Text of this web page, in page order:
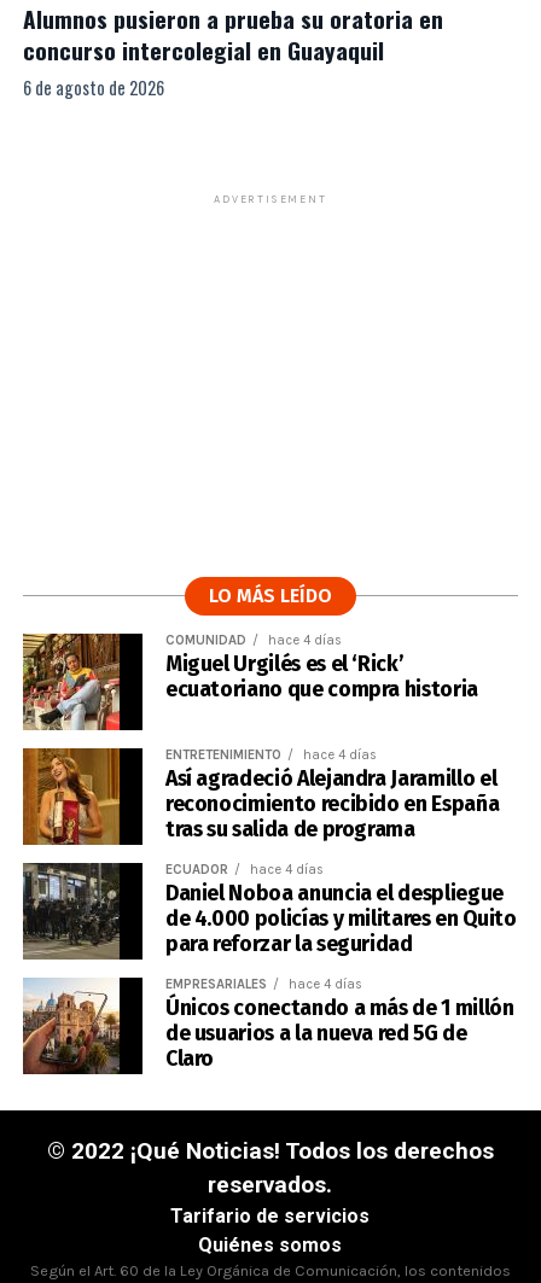
Alumnos pusieron a prueba su oratoria en
concurso intercolegial en Guayaquil
6 de agosto de 2026
ADVERTISEMENT
LO MÁS LEÍDO
COMUNIDAD hace 4 días
Miguel Urgilés es el ‘Rick’
ecuatoriano que compra historia
ENTRETENIMIENTO hace 4 días
Así agradeció Alejandra Jaramillo el
reconocimiento recibido en España
tras su salida de programa
ECUADOR hace 4 días
Daniel Noboa anuncia el despliegue
de 4.000 policías y militares en Quito
para reforzar la seguridad
EMPRESARIALES hace 4 días
Únicos conectando a más de 1 millón
de usuarios a la nueva red 5G de
Claro
© 2022 ¡Qué Noticias! Todos los derechos
reservados.
Tarifario de servicios
Quiénes somos
Según el Art. 60 de la Ley Orgánica de Comunicación, los contenidos